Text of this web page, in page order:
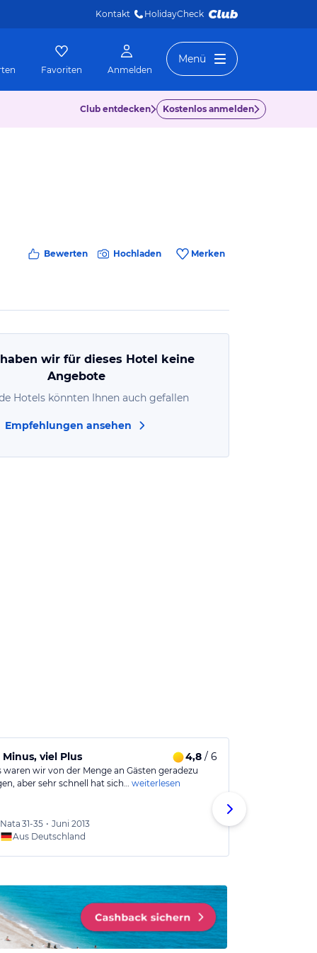
Kontakt HolidayCheck
Favoriten Anmelden
Menü
Club entdecken Kostenlos anmelden
Bewerten Hochladen Merken
wir für dieses Hotel keine
Angebote
Hotels könnten Ihnen auch gefallen
Empfehlungen ansehen
viel Plus 4,8/ 6
waren wir von der Menge an Gästen geradezu
aber sehr schnell hat sich… weiterlesen
Nata 31-35 • Juni 2013
Aus Deutschland